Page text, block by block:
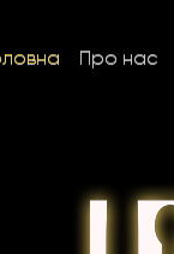
Про нас